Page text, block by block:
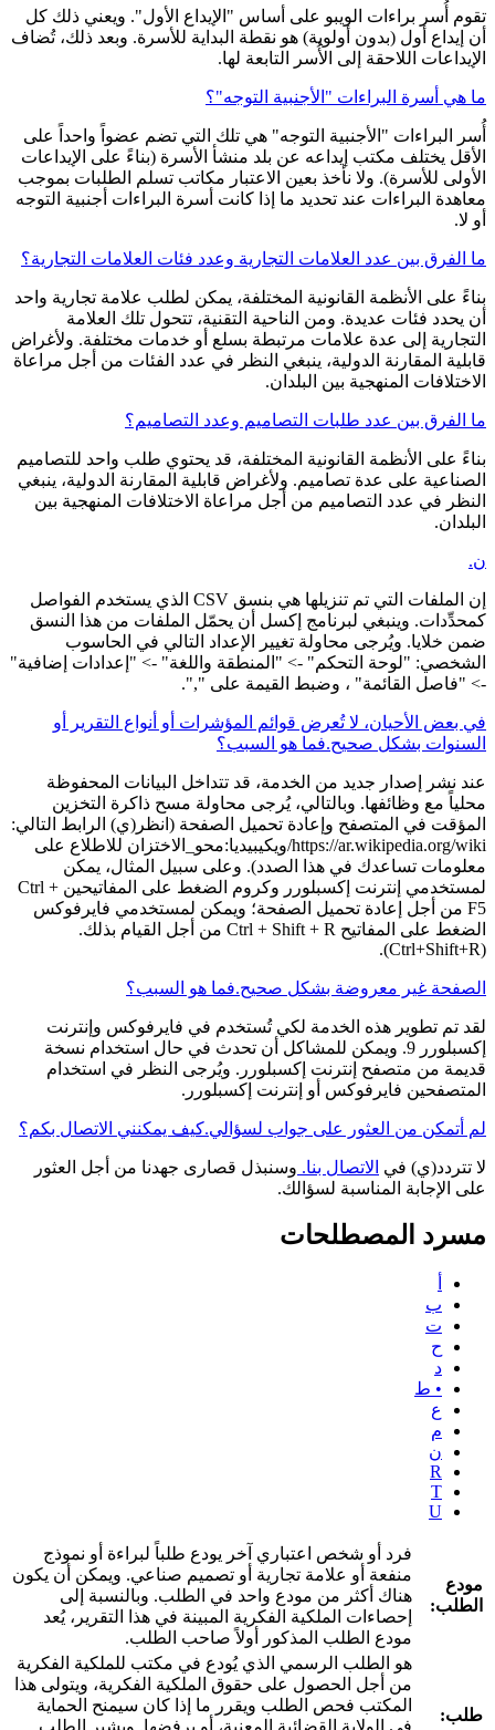
تقوم أُسر براءات الويبو على أساس "الإيداع الأول". ويعني ذلك كل
أن إيداع أول (بدون أولوية) هو نقطة البداية للأسرة. وبعد ذلك، تُضاف
الإيداعات اللاحقة إلى الأُسر التابعة لها.
ما هي أسرة البراءات "الأجنبية التوجه"؟
أُسر البراءات "الأجنبية التوجه" هي تلك التي تضم عضواً واحداً على
الأقل يختلف مكتب إيداعه عن بلد منشأ الأسرة (بناءً على الإيداعات
الأولى للأسرة). ولا نأخذ بعين الاعتبار مكاتب تسلم الطلبات بموجب
معاهدة البراءات عند تحديد ما إذا كانت أسرة البراءات أجنبية التوجه
أو لا.
ما الفرق بين عدد العلامات التجارية وعدد فئات العلامات التجارية؟
بناءً على الأنظمة القانونية المختلفة، يمكن لطلب علامة تجارية واحد
أن يحدد فئات عديدة. ومن الناحية التقنية، تتحول تلك العلامة
التجارية إلى عدة علامات مرتبطة بسلع أو خدمات مختلفة. ولأغراض
قابلية المقارنة الدولية، ينبغي النظر في عدد الفئات من أجل مراعاة
الاختلافات المنهجية بين البلدان.
ما الفرق بين عدد طلبات التصاميم وعدد التصاميم؟
بناءً على الأنظمة القانونية المختلفة، قد يحتوي طلب واحد للتصاميم
الصناعية على عدة تصاميم. ولأغراض قابلية المقارنة الدولية، ينبغي
النظر في عدد التصاميم من أجل مراعاة الاختلافات المنهجية بين
البلدان.
ن.
إن الملفات التي تم تنزيلها هي بنسق CSV الذي يستخدم الفواصل
كمحدِّدات. وينبغي لبرنامج إكسل أن يحمّل الملفات من هذا النسق
ضمن خلايا. ويُرجى محاولة تغيير الإعداد التالي في الحاسوب
الشخصي: "لوحة التحكم" -> "المنطقة واللغة" -> "إعدادات إضافية"
-> "فاصل القائمة" ، وضبط القيمة على ",".
في بعض الأحيان، لا تُعرض قوائم المؤشرات أو أنواع التقرير أو
السنوات بشكل صحيح.فما هو السبب؟
عند نشر إصدار جديد من الخدمة، قد تتداخل البيانات المحفوظة
محلياً مع وظائفها. وبالتالي، يُرجى محاولة مسح ذاكرة التخزين
المؤقت في المتصفح وإعادة تحميل الصفحة (انظر(ي) الرابط التالي:
https://ar.wikipedia.org/wiki/ويكيبيديا:محو_الاختزان للاطلاع على
معلومات تساعدك في هذا الصدد). وعلى سبيل المثال، يمكن
لمستخدمي إنترنت إكسبلورر وكروم الضغط على المفاتيحين Ctrl +
F5 من أجل إعادة تحميل الصفحة؛ ويمكن لمستخدمي فايرفوكس
الضغط على المفاتيح Ctrl + Shift + R من أجل القيام بذلك.
(Ctrl+Shift+R).
الصفحة غير معروضة بشكل صحيح.فما هو السبب؟
لقد تم تطوير هذه الخدمة لكي تُستخدم في فايرفوكس وإنترنت
إكسبلورر 9. ويمكن للمشاكل أن تحدث في حال استخدام نسخة
قديمة من متصفح إنترنت إكسبلورر. ويُرجى النظر في استخدام
المتصفحين فايرفوكس أو إنترنت إكسبلورر.
لم أتمكن من العثور على جواب لسؤالي.كيف يمكنني الاتصال بكم؟
لا تتردد(ي) في الاتصال بنا. وسنبذل قصارى جهدنا من أجل العثور
على الإجابة المناسبة لسؤالك.
مسرد المصطلحات
ب
ت
ح
د
• ط
ع
م
ن
R
T
U
مودع
الطلب:
فرد أو شخص اعتباري آخر يودع طلباً لبراءة أو نموذج
منفعة أو علامة تجارية أو تصميم صناعي. ويمكن أن يكون
هناك أكثر من مودع واحد في الطلب. وبالنسبة إلى
إحصاءات الملكية الفكرية المبينة في هذا التقرير، يُعد
مودع الطلب المذكور أولاً صاحب الطلب.
طلب:
هو الطلب الرسمي الذي يُودع في مكتب للملكية الفكرية
من أجل الحصول على حقوق الملكية الفكرية، ويتولى هذا
المكتب فحص الطلب ويقرر ما إذا كان سيمنح الحماية